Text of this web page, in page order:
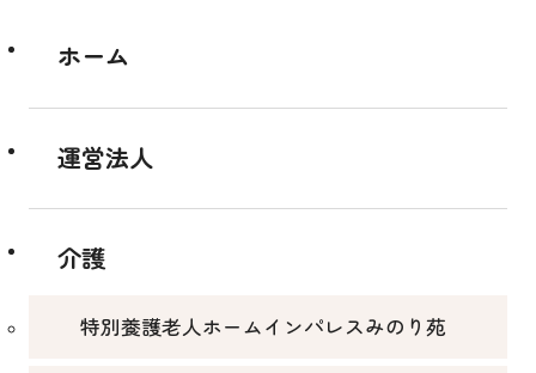
ホーム
運営法人
介護
特別養護老人ホームインパレスみのり苑